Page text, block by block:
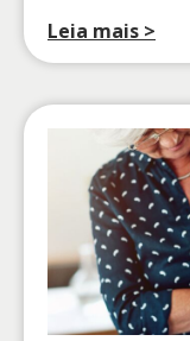
Leia mais >